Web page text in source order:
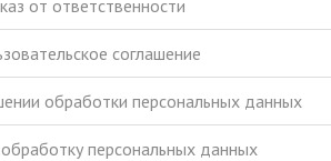
от ответственности
соглашение
обработки персональных данных
персональных данных